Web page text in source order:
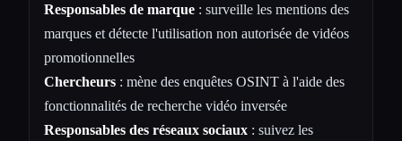
Responsables de marque : surveille les mentions des
marques et détecte l'utilisation non autorisée de vidéos
promotionnelles
Chercheurs : mène des enquêtes OSINT à l'aide des
fonctionnalités de recherche vidéo inversée
Responsables des réseaux sociaux : suivez les